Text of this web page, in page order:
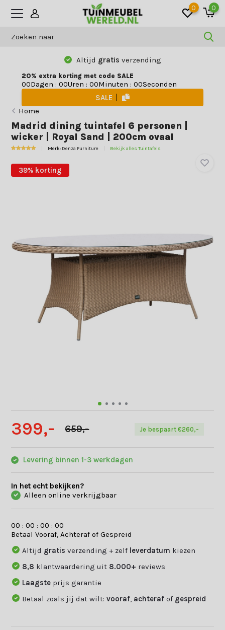
0 0
Altijd gratis verzending
20% extra korting met code SALE
00Dagen : 00Uren : 00Minuten : 00Seconden
SALE
Home
Madrid dining tuintafel 6 personen |
wicker | Royal Sand | 200cm ovaal
Merk: Denza Furniture Bekijk alles Tuintafels
39% korting
399,- 659,- Je bespaart €260,-
Levering binnen 1-3 werkdagen
In het echt bekijken?
Alleen online verkrijgbaar
00 :00 :00 :00
Betaal Vooraf, Achteraf of Gespreid
Altijd gratisverzending + zelf leverdatum kiezen
8,8 klantwaardering uit 8.000+ reviews
Laagste prijs garantie
Betaal zoals jij dat wilt:vooraf achteraf of gespreid